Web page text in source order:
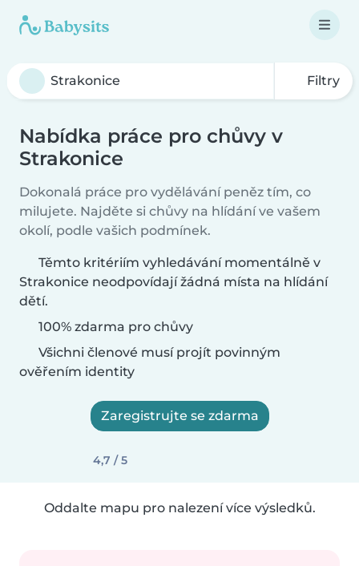
Filtry
Nabídka práce pro chůvy v
Strakonice
Dokonalá práce pro vydělávání peněz tím, co
milujete. Najděte si chůvy na hlídání ve vašem
okolí, podle vašich podmínek.
Těmto kritériím vyhledávání momentálně v
Strakonice neodpovídají žádná místa na hlídání
dětí.
100% zdarma pro chůvy
Všichni členové musí projít povinným
ověřením identity
Zaregistrujte se zdarma
4,7 / 5
Oddalte mapu pro nalezení více výsledků.